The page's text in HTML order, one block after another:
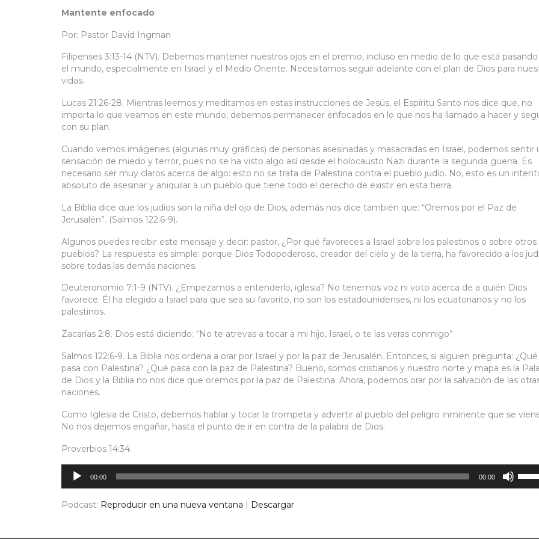
Mantente enfocado
Por: Pastor David Ingman
Filipenses 3:13-14 (NTV). Debemos mantener nuestros ojos en el premio, incluso en medio de lo que está
el mundo, especialmente en Israel y el Medio Oriente. Necesitamos seguir adelante con el plan de Dios para
vidas.
Lucas 21:26-28. Mientras leemos y meditamos en estas instrucciones de Jesús, el Espíritu Santo nos dice que, no
importa lo que veamos en este mundo, debemos permanecer enfocados en lo que nos ha llamado a hacer y
con su plan.
Cuando vemos imágenes (algunas muy gráficas) de personas asesinadas y masacradas en Israel, podemos sentir
sensación de miedo y terror, pues no se ha visto algo así desde el holocausto Nazi durante la segunda guerra. Es
necesario ser muy claros acerca de algo: esto no se trata de Palestina contra el pueblo judío. No, esto es un
absoluto de asesinar y aniquilar a un pueblo que tiene todo el derecho de existir en esta tierra.
La Biblia dice que los judíos son la niña del ojo de Dios, además nos dice también que: “Oremos por el Paz de
Jerusalén”. (Salmos 122:6-9).
Algunos puedes recibir este mensaje y decir: pastor, ¿Por qué favoreces a Israel sobre los palestinos o sobre otros
pueblos? La respuesta es simple: porque Dios Todopoderoso, creador del cielo y de la tierra, ha favorecido a los
sobre todas las demás naciones.
Deuteronomio 7:1-9 (NTV). ¿Empezamos a entenderlo, iglesia? No tenemos voz ni voto acerca de a quién Dios
favorece. Él ha elegido a Israel para que sea su favorito, no son los estadounidenses, ni los ecuatorianos y no los
palestinos.
Zacarías 2:8. Dios está diciendo: “No te atrevas a tocar a mi hijo, Israel, o te las veras conmigo”.
Salmos 122:6-9. La Biblia nos ordena a orar por Israel y por la paz de Jerusalén. Entonces, si alguien pregunta: ¿Qué
pasa con Palestina? ¿Qué pasa con la paz de Palestina? Bueno, somos cristianos y nuestro norte y mapa es la
de Dios y la Biblia no nos dice que oremos por la paz de Palestina. Ahora, podemos orar por la salvación de las
naciones.
Como Iglesia de Cristo, debemos hablar y tocar la trompeta y advertir al pueblo del peligro inminente que se
No nos dejemos engañar, hasta el punto de ir en contra de la palabra de Dios.
Proverbios 14:34.
Reproductor
audio 00:00 00:00
las
Podcast: Reproducir en una nueva ventana | Descargar